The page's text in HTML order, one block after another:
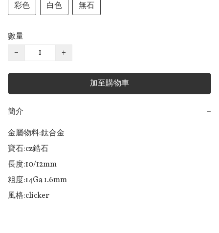
彩色
白色 無石
數量
−
+
加至購物車
簡介
−
金屬物料:鈦合金
寶石:cz鋯石
長度:10/12mm
粗度:14Ga 1.6mm
風格:clicker